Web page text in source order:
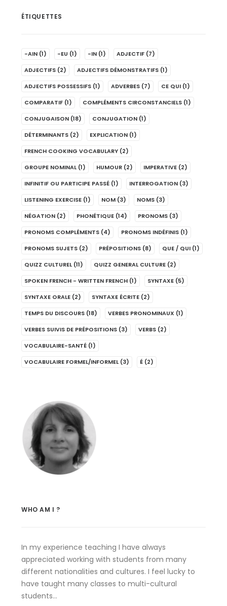
ÉTIQUETTES
-AIN (1) -EU (1) -IN (1) ADJECTIF (7)
ADJECTIFS (2) ADJECTIFS DÉMONSTRATIFS (1)
ADJECTIFS POSSESSIFS (1) ADVERBES (7) CE QUI (1)
COMPARATIF (1) COMPLÉMENTS CIRCONSTANCIELS (1)
CONJUGAISON (18) CONJUGATION (1)
DÉTERMINANTS (2) EXPLICATION (1)
FRENCH COOKING VOCABULARY (2)
GROUPE NOMINAL (1) HUMOUR (2) IMPERATIVE (2)
INFINITIF OU PARTICIPE PASSÉ (1) INTERROGATION (3)
LISTENING EXERCISE (1) NOM (3) NOMS (3)
NÉGATION (2) PHONÉTIQUE (14) PRONOMS (3)
PRONOMS COMPLÉMENTS (4) PRONOMS INDÉFINIS (1)
PRONOMS SUJETS (2) PRÉPOSITIONS (8) QUE / QUI (1)
QUIZZ CULTUREL (11) QUIZZ GENERAL CULTURE (2)
SPOKEN FRENCH - WRITTEN FRENCH (1) SYNTAXE (5)
SYNTAXE ORALE (2) SYNTAXE ÉCRITE (2)
TEMPS DU DISCOURS (18) VERBES PRONOMINAUX (1)
VERBES SUIVIS DE PRÉPOSITIONS (3) VERBS (2)
VOCABULAIRE-SANTÉ (1)
VOCABULAIRE FORMEL/INFORMEL (3) É (2)
WHO AM I ?
In my experience teaching I have always
appreciated working with students from many
different nationalities and cultures. I feel lucky to
have taught many classes to multi-cultural
students…